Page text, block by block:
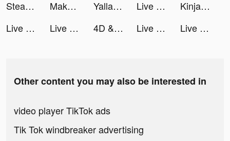
Stealth Master: Assassin Ninja tiktok ads
Makeup Kit - Color Mixing tiktok ads Yalla Ludo - Ludo&Domino tiktok ads Live wallpaper 2022 tiktok ads
Kinja Run tiktok ads
Live wallpaper 2022 tiktok ads
Live wallpaper 2022 tiktok ads 4D & Wallpaper - HD Wallpaper tiktok ads Live wallpaper 2022 tiktok ads Live wallpaper 2022 tiktok ads
Other content you may also be interested in
video player TikTok ads
Tik Tok windbreaker advertising